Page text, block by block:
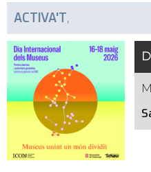
ACTIVA'T,